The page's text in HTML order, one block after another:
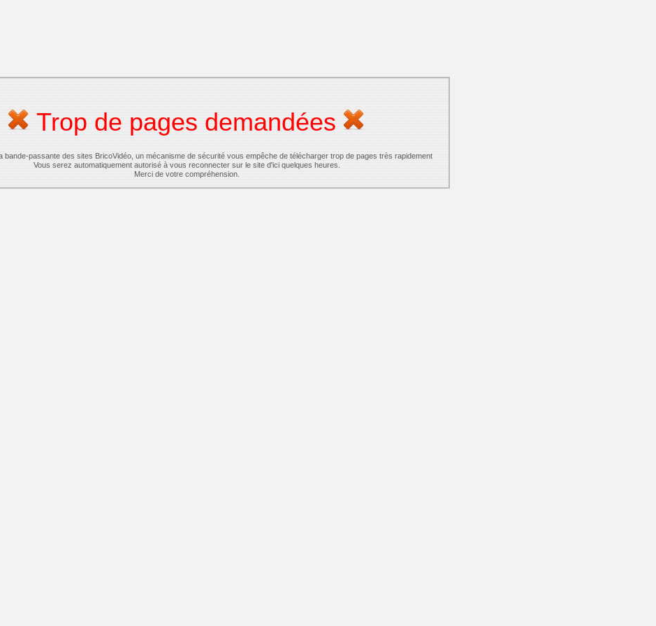
Trop de pages demandées
bande-passante des sites BricoVidéo, un mécanisme de sécurité vous empêche de télécharger trop de pages très rapidement
Vous serez automatiquement autorisé à vous reconnecter sur le site d'ici quelques heures.
Merci de votre compréhension.